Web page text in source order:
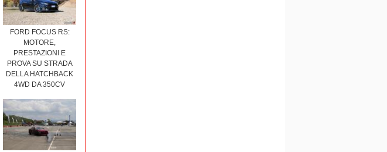
FORD FOCUS RS:
MOTORE,
PRESTAZIONI E
PROVA SU STRADA
DELLA HATCHBACK
4WD DA 350CV